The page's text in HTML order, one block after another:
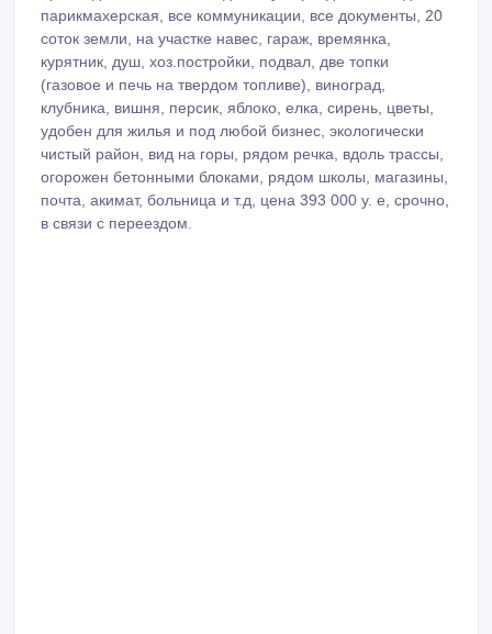
прохлада в летний зной, действующий детский сад,
парикмахерская, все коммуникации, все документы, 20
соток земли, на участке навес, гараж, времянка,
курятник, душ, хоз.постройки, подвал, две топки
(газовое и печь на твердом топливе), виноград,
клубника, вишня, персик, яблоко, елка, сирень, цветы,
удобен для жилья и под любой бизнес, экологически
чистый район, вид на горы, рядом речка, вдоль трассы,
огорожен бетонными блоками, рядом школы, магазины,
почта, акимат, больница и т.д, цена 393 000 у. е, срочно,